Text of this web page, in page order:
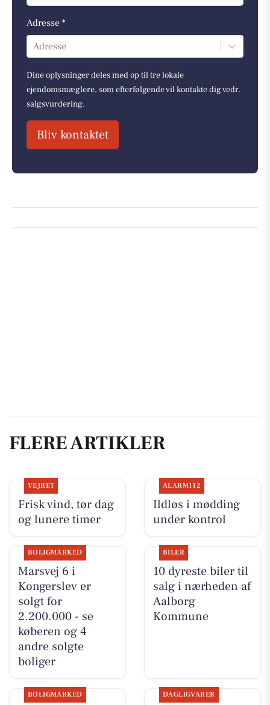
Adresse *
Adresse
Dine oplysninger deles med op til tre lokale
ejendomsmæglere, som efterfølgende vil kontakte dig vedr.
salgsvurdering.
Bliv kontaktet
FLERE ARTIKLER
VEJRET
Frisk vind, tør dag
og lunere timer
ALARM112
Ildløs i mødding
under kontrol
BOLIGMARKED
Marsvej 6 i
Kongerslev er
solgt for
2.200.000 - se
køberen og 4
andre solgte
boliger
BILER
10 dyreste biler til
salg i nærheden af
Aalborg
Kommune
BOLIGMARKED DAGLIGVARER